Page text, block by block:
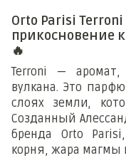
Orto Parisi
прикосновение
🔥
Terroni —
вулкана. Это
слоях земли,
Созданный
бренда Orto
корня, жара магмы